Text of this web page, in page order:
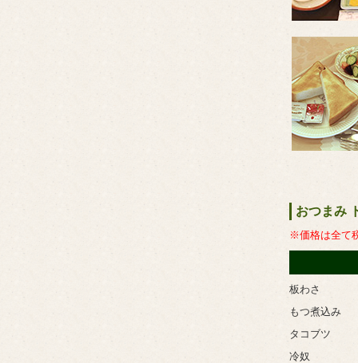
おつまみ
※価格は全て
板わさ
もつ煮込み
タコブツ
冷奴